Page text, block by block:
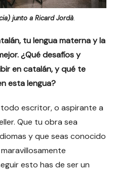
junto a Ricard Jordà.
tu lengua materna y la
¿Qué desafíos y
en catalán, y qué te
esta lengua?
escritor, o aspirante a
Que tu obra sea
y que seas conocido
esto has de ser un